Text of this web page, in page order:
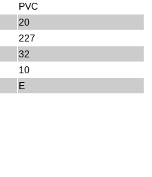
PVC
20
227
32
10
E